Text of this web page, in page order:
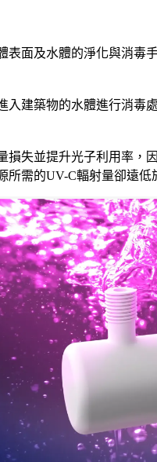
面及水體的淨化與消
建築物的水體進行消
失並提升光子利用率
需的UV-C輻射量卻遠低